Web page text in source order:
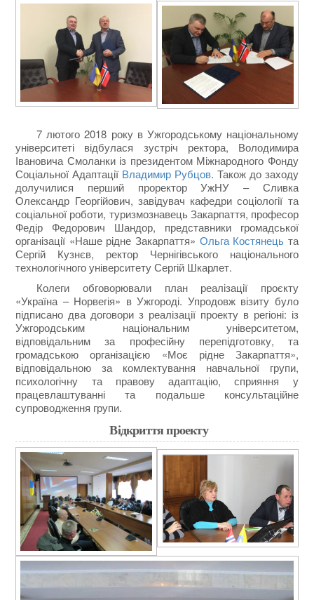
7 лютого 2018 року в Ужгородському національному
університеті відбулася зустріч ректора, Володимира
Івановича Смоланки із президентом Міжнародного Фонду
Соціальної Адаптації Владимир Рубцов. Також до заходу
долучилися перший проректор УжНУ – Сливка
Олександр Георгійович, завідувач кафедри соціології та
соціальної роботи, туризмознавець Закарпаття, професор
Федір Федорович Шандор, представники громадської
організації «Наше рідне Закарпаття» Ольга Костянець та
Сергій Кузнєв, ректор Чернігівського національного
технологічного університету Сергій Шкарлет.
Колеги обговорювали план реалізації проєкту
«Україна – Норвегія» в Ужгороді. Упродовж візиту було
підписано два договори з реалізації проекту в регіоні: із
Ужгородським національним університетом,
відповідальним за професійну перепідготовку, та
громадською організацією «Моє рідне Закарпаття»,
відповідальною за комлектування навчальної групи,
психологічну та правову адаптацію, сприяння у
працевлаштуванні та подальше консультаційне
супроводження групи.
Відкриття проекту